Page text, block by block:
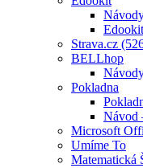
Strava.cz
BELLhop
Pokladna
Návod
Microsoft
Umíme To
Matematická